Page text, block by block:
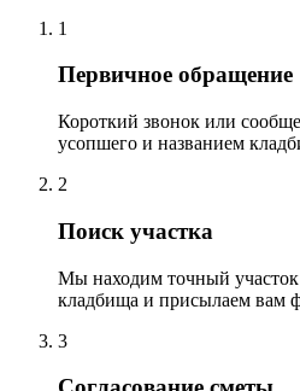
1
Первичное обращение
Короткий звонок или
усопшего и названием
2
Поиск участка
Мы находим точный
кладбища и присылаем вам
3